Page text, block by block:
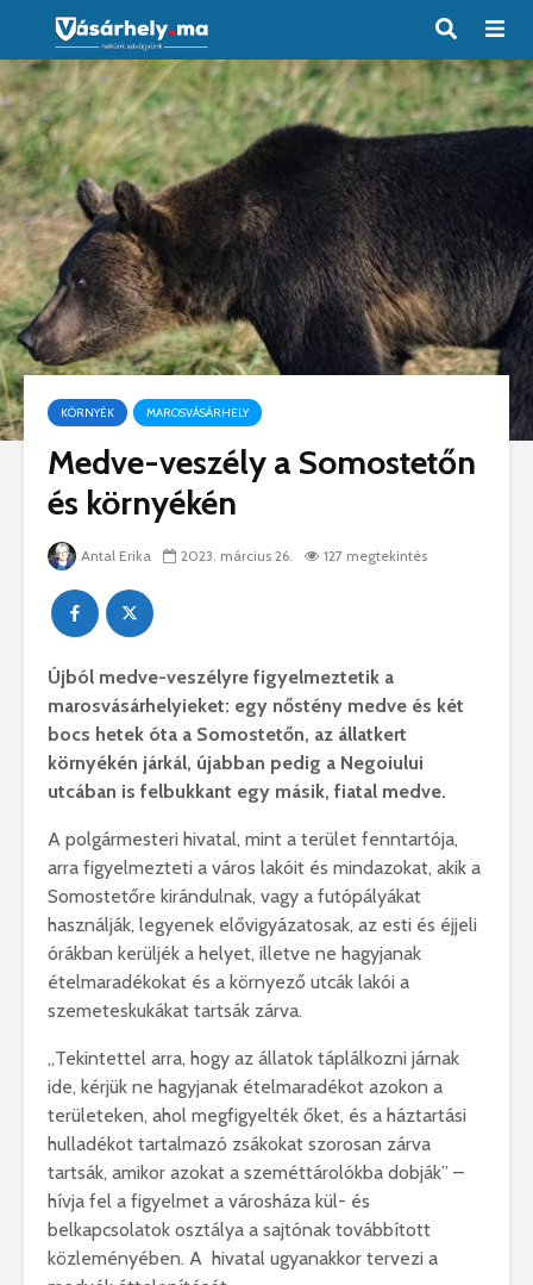
KÖRNYÉK MAROSVÁSÁRHELY
Medve-veszély a Somostetőn
és környékén
Antal Erika 2023. március 26. 127 megtekintés
Újból medve-veszélyre figyelmeztetik a
marosvásárhelyieket: egy nőstény medve és két
bocs hetek óta a Somostetőn, az állatkert
környékén járkál, újabban pedig a Negoiului
utcában is felbukkant egy másik, fiatal medve.
A polgármesteri hivatal, mint a terület fenntartója,
arra figyelmezteti a város lakóit és mindazokat, akik a
Somostetőre kirándulnak, vagy a futópályákat
használják, legyenek elővigyázatosak, az esti és éjjeli
órákban kerüljék a helyet, illetve ne hagyjanak
ételmaradékokat és a környező utcák lakói a
szemeteskukákat tartsák zárva.
„Tekintettel arra, hogy az állatok táplálkozni járnak
ide, kérjük ne hagyjanak ételmaradékot azokon a
területeken, ahol megfigyelték őket, és a háztartási
hulladékot tartalmazó zsákokat szorosan zárva
tartsák, amikor azokat a szeméttárolókba dobják” –
hívja fel a figyelmet a városháza kül- és
belkapcsolatok osztálya a sajtónak továbbított
közleményében. A hivatal ugyanakkor tervezi a